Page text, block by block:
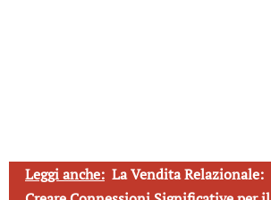
Leggi anche: La Vendita Relazionale: